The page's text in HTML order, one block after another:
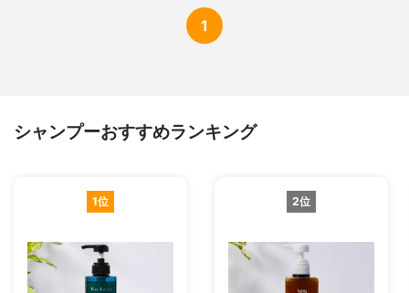
1
シャンプーおすすめランキング
1位 2位